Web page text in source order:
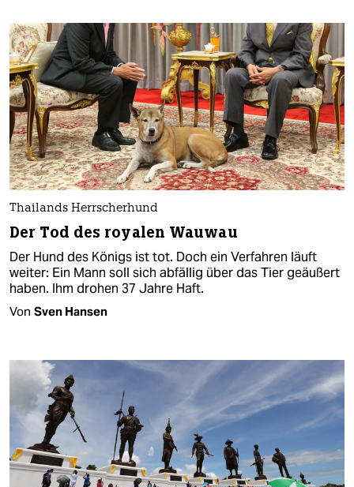
Thailands Herrscherhund
Der Tod des royalen Wauwau
Der Hund des Königs ist tot. Doch ein Verfahren läuft
weiter: Ein Mann soll sich abfällig über das Tier geäußert
haben. Ihm drohen 37 Jahre Haft.
Von Sven Hansen